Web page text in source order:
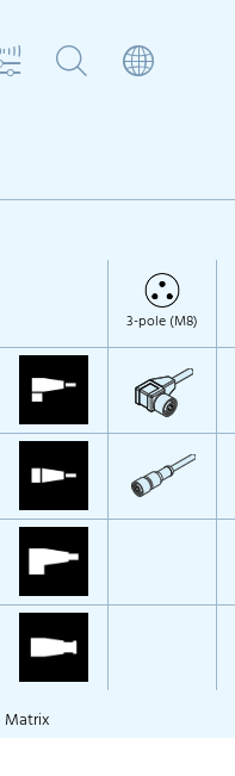
3-pole (M8)